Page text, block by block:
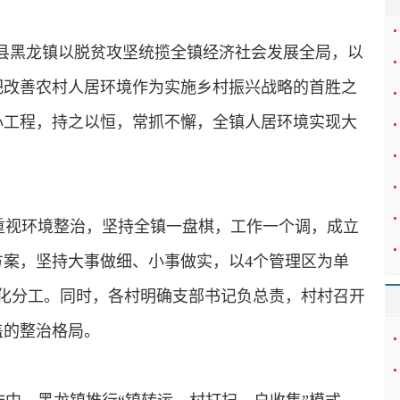
黑龙镇以脱贫攻坚统揽全镇经济社会发展全局，以
善农村人居环境作为实施乡村振兴战略的首胜之
程，持之以恒，常抓不懈，全镇人居环境实现大
环境整治，坚持全镇一盘棋，工作一个调，成立
，坚持大事做细、小事做实，以4个管理区为单
分工。同时，各村明确支部书记负总责，村村召开
整治格局。